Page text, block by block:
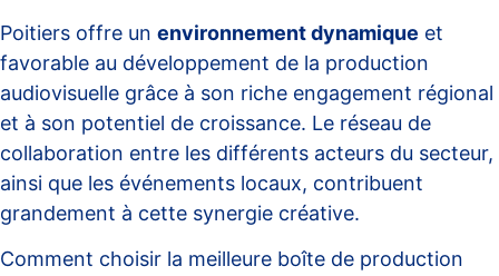
Poitiers offre un environnement dynamique et
favorable au développement de la production
audiovisuelle grâce à son riche engagement régional
et à son potentiel de croissance. Le réseau de
collaboration entre les différents acteurs du secteur,
ainsi que les événements locaux, contribuent
grandement à cette synergie créative.
Comment choisir la meilleure boîte de production